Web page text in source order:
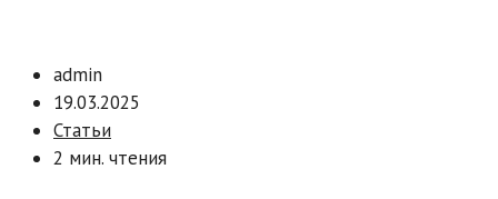
admin
19.03.2025
Статьи
2 мин. чтения